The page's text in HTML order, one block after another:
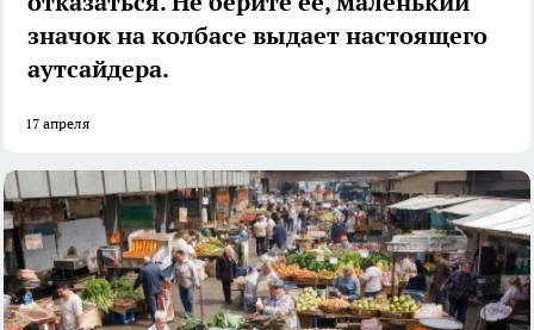
значок на колбасе выдает настоящего
аутсайдера.
17 апреля